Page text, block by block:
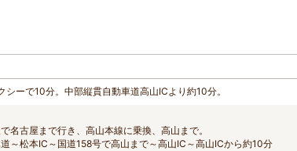
シーで10分。中部縦貫自動車道高山ICより約10分。
名古屋まで行き、高山本線に乗換、高山まで。
～松本IC～国道158号で高山まで～高山IC～高山ICから約10分